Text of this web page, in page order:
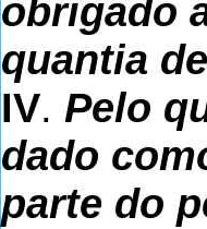
obrigado
quantia
IV. Pelo
dado
parte do